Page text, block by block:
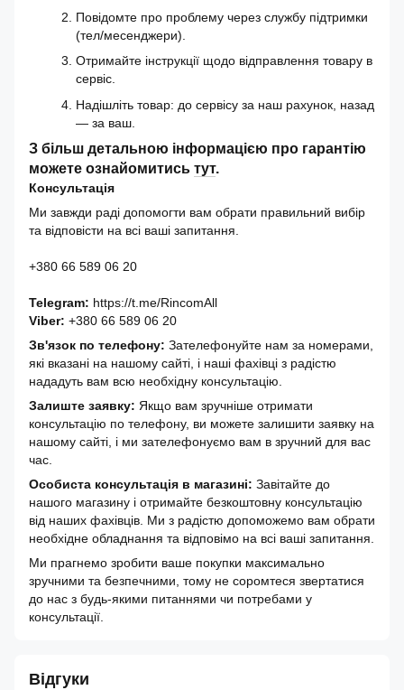
Повідомте про проблему через службу підтримки
(тел/месенджери).
Отримайте інструкції щодо відправлення товару в
сервіс.
Надішліть товар: до сервісу за наш рахунок, назад
— за ваш.
З більш детальною інформацією про гарантію
можете ознайомитись тут.
Консультація
Ми завжди раді допомогти вам обрати правильний вибір
та відповісти на всі ваші запитання.
+380 66 589 06 20
Telegram: https://t.me/RincomAll
Viber: +380 66 589 06 20
Зв'язок по телефону: Зателефонуйте нам за номерами,
які вказані на нашому сайті, і наші фахівці з радістю
нададуть вам всю необхідну консультацію.
Залиште заявку: Якщо вам зручніше отримати
консультацію по телефону, ви можете залишити заявку на
нашому сайті, і ми зателефонуємо вам в зручний для вас
час.
Особиста консультація в магазині: Завітайте до
нашого магазину і отримайте безкоштовну консультацію
від наших фахівців. Ми з радістю допоможемо вам обрати
необхідне обладнання та відповімо на всі ваші запитання.
Ми прагнемо зробити ваше покупки максимально
зручними та безпечними, тому не соромтеся звертатися
до нас з будь-якими питаннями чи потребами у
консультації.
Відгуки